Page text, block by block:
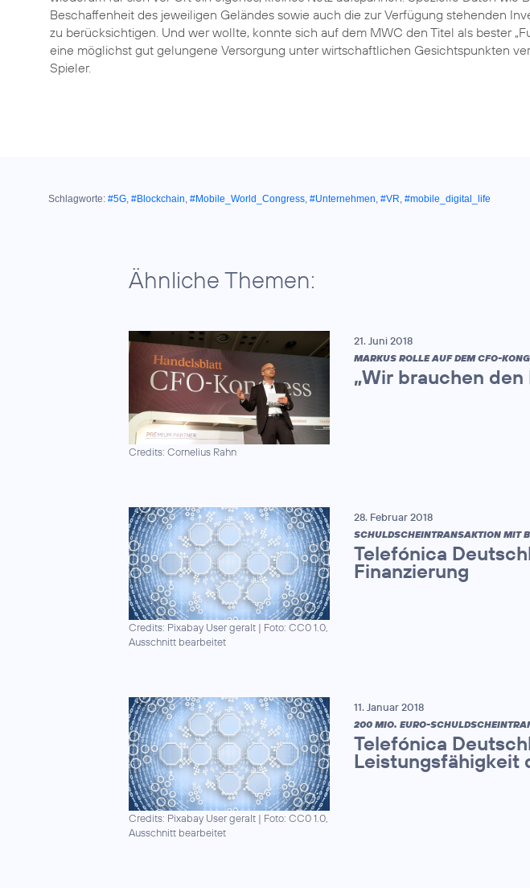
Beschaffenheit des jeweiligen Geländes sowie auch die zur Verfügung stehenden
zu berücksichtigen. Und wer wollte, konnte sich auf dem MWC den Titel als bester
eine möglichst gut gelungene Versorgung unter wirtschaftlichen Gesichtspunkten
Spieler.
Schlagworte: #5G, #Blockchain, #Mobile_World_Congress, #Unternehmen, #VR, #mobile_digital_life
Ähnliche Themen:
Credits: Cornelius Rahn
21. Juni 2018
MARKUS ROLLE AUF DEM CFO-
„Wir brauchen
Credits: Pixabay User geralt | Foto: CC0 1.0,
Ausschnitt bearbeitet
28. Februar 2018
SCHULDSCHEINTRANSAKTION MIT
Telefónica
Finanzierung
Credits: Pixabay User geralt | Foto: CC0 1.0,
Ausschnitt bearbeitet
11. Januar 2018
200 MIO. EURO-
Telefónica
Leistungsfähigkeit